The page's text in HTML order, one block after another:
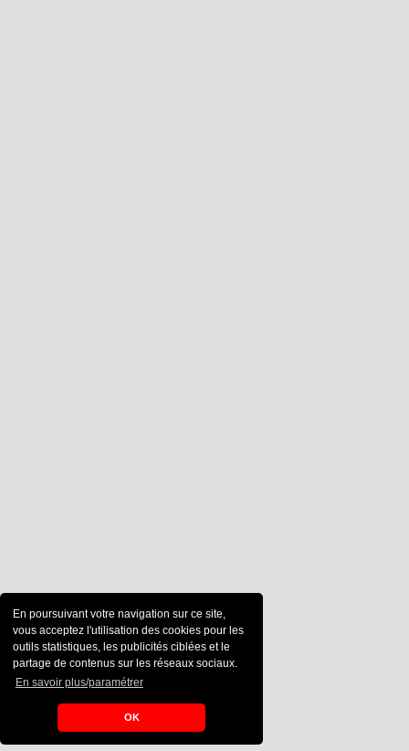
En poursuivant votre navigation sur ce site,
vous acceptez l'utilisation des cookies pour les
outils statistiques, les publicités ciblées et le
partage de contenus sur les réseaux sociaux.
En savoir plus/paramétrer
OK